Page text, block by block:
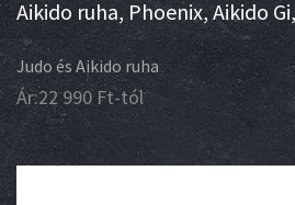
Aikido ruha, Phoenix, Aikido
Judo és Aikido ruha
Ár:22 990Ft-tól